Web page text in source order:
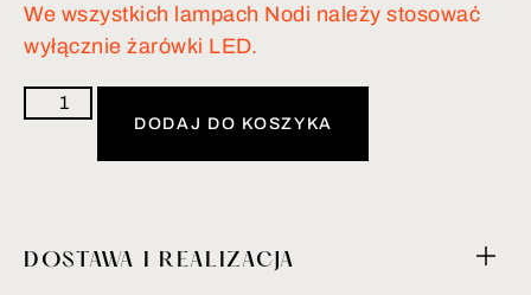
We wszystkich lampach Nodi należy stosować
wyłącznie żarówki LED.
DODAJ DO KOSZYKA
DOSTAWA I REALIZACJA